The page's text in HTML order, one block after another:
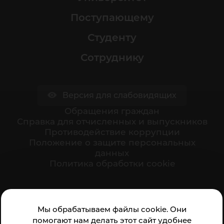
Мы обрабатываем файлы cookie. Они
помогают нам делать этот сайт удобнее
Поступающему
Студенту
Сотруднику
организации: